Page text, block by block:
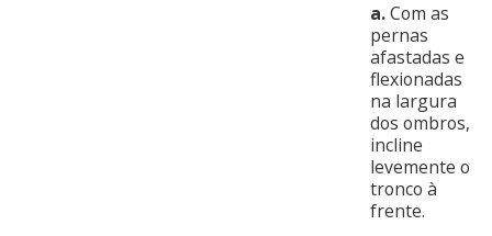
a.Com as
pernas
afastadas e
flexionadas
na largura
dos ombros,
incline
levemente o
tronco à
frente.